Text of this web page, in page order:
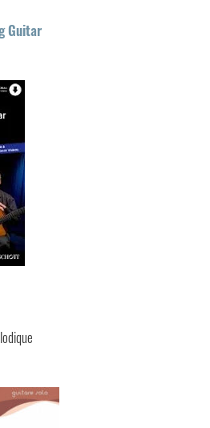
Guitar